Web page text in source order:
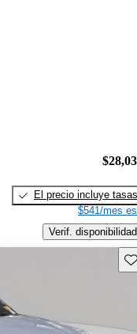
El precio incluye tasas
$541/mes
Verif. disponibilidad